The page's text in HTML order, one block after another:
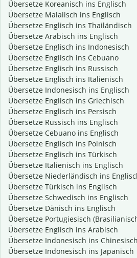
Übersetze Koreanisch ins Englisch
Übersetze Malaiisch ins Englisch
Übersetze Englisch ins Thailändisch
Übersetze Arabisch ins Englisch
Übersetze Englisch ins Indonesisch
Übersetze Englisch ins Cebuano
Übersetze Englisch ins Russisch
Übersetze Englisch ins Italienisch
Übersetze Indonesisch ins Englisch
Übersetze Englisch ins Griechisch
Übersetze Englisch ins Persisch
Übersetze Russisch ins Englisch
Übersetze Cebuano ins Englisch
Übersetze Englisch ins Polnisch
Übersetze Englisch ins Türkisch
Übersetze Italienisch ins Englisch
Übersetze Niederländisch ins
Übersetze Türkisch ins Englisch
Übersetze Schwedisch ins Englisch
Übersetze Dänisch ins Englisch
Übersetze Portugiesisch
Übersetze Englisch ins Arabisch
Übersetze Indonesisch ins
Übersetze Indonesisch ins Japanisch